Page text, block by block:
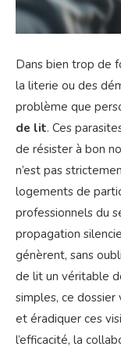
Dans bien trop de
la literie ou des
problème que
de lit. Ces
de résister à bon
n’est pas
logements de
professionnels du
propagation
génèrent, sans
de lit un véritable
simples, ce
et éradiquer ces
l’efficacité, la